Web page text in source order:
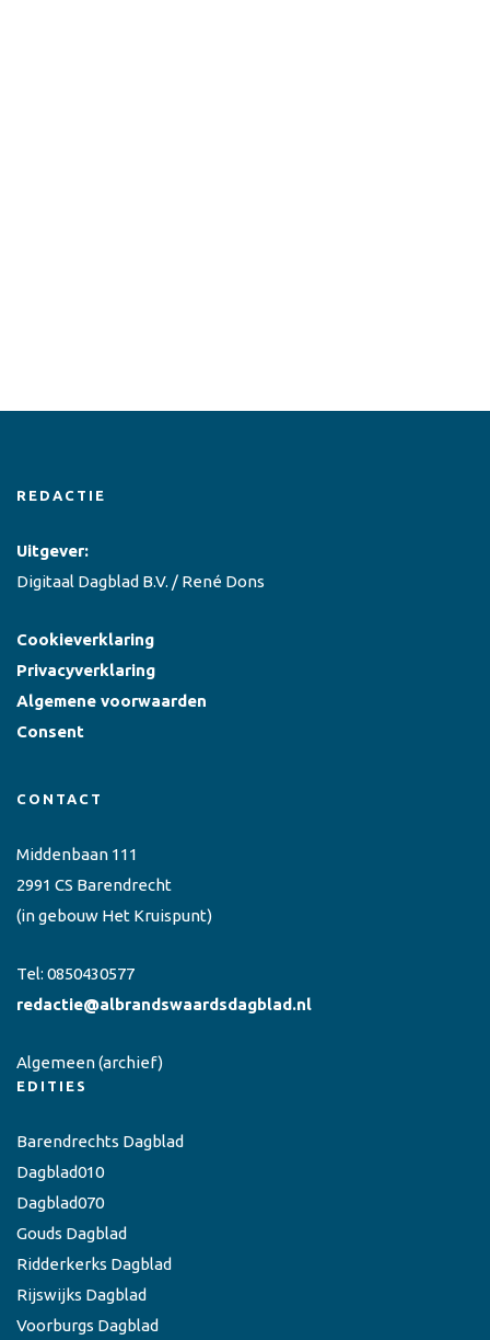
REDACTIE
Uitgever:
Digitaal Dagblad B.V. / René Dons
Cookieverklaring
Privacyverklaring
Algemene voorwaarden
Consent
CONTACT
Middenbaan 111
2991 CS Barendrecht
(in gebouw Het Kruispunt)
Tel: 0850430577
redactie@albrandswaardsdagblad.nl
Algemeen(archief)
EDITIES
Barendrechts Dagblad
Dagblad010
Dagblad070
Gouds Dagblad
Ridderkerks Dagblad
Rijswijks Dagblad
Voorburgs Dagblad